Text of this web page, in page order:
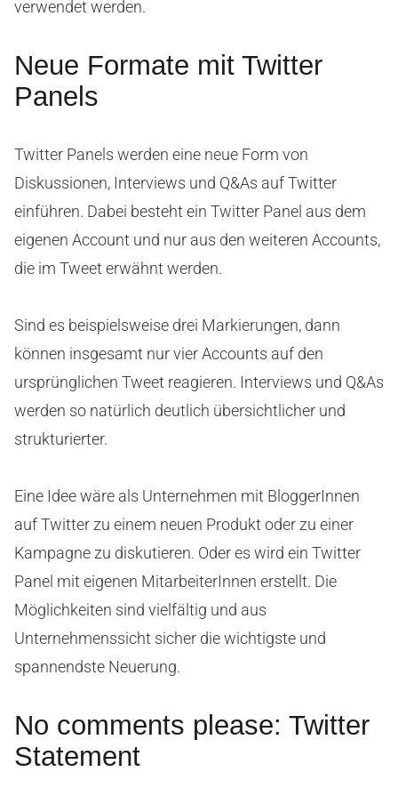
verwendet werden.
Neue Formate mit Twitter
Panels
Twitter Panels werden eine neue Form von
Diskussionen, Interviews und Q&As auf Twitter
einführen. Dabei besteht ein Twitter Panel aus dem
eigenen Account und nur aus den weiteren Accounts,
die im Tweet erwähnt werden.
Sind es beispielsweise drei Markierungen, dann
können insgesamt nur vier Accounts auf den
ursprünglichen Tweet reagieren. Interviews und Q&As
werden so natürlich deutlich übersichtlicher und
strukturierter.
Eine Idee wäre als Unternehmen mit BloggerInnen
auf Twitter zu einem neuen Produkt oder zu einer
Kampagne zu diskutieren. Oder es wird ein Twitter
Panel mit eigenen MitarbeiterInnen erstellt. Die
Möglichkeiten sind vielfältig und aus
Unternehmenssicht sicher die wichtigste und
spannendste Neuerung.
No comments please: Twitter
Statement